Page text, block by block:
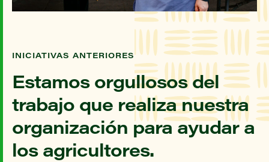
INICIATIVAS ANTERIORES
Estamos orgullosos del
trabajo que realiza nuestra
organización para ayudar a
los agricultores.